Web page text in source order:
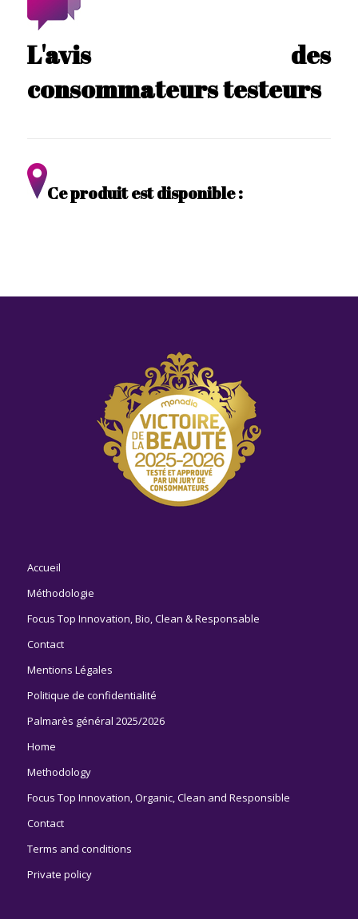
L'avis des
consommateurs testeurs
Ce produit est disponible :
Accueil
Méthodologie
Focus Top Innovation, Bio, Clean & Responsable
Contact
Mentions Légales
Politique de confidentialité
Palmarès général 2025/2026
Home
Methodology
Focus Top Innovation, Organic, Clean and Responsible
Contact
Terms and conditions
Private policy